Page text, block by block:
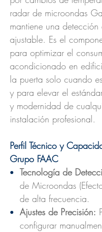
radar de microondas
mantiene una detección
ajustable. Es el
para optimizar el
acondicionado en
la puerta solo cuando
y para elevar el
y modernidad de
instalación profesional.
Perfil Técnico y
Grupo FAAC
Tecnología de
de Microondas
de alta frecuencia.
Ajustes de Precisión:
configurar